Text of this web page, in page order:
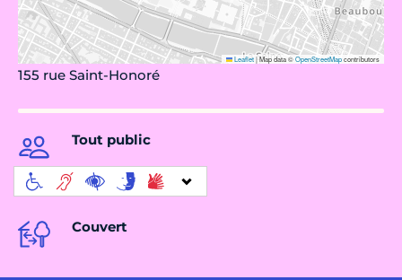
Leaflet|Map data ©OpenStreetMapcontributors
155 rue Saint-Honoré
Tout public
Couvert